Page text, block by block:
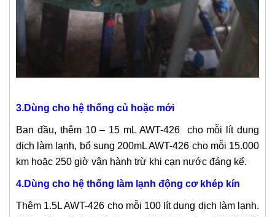
3.Dùng cho hệ thống củ hoặc mới
Ban đầu, thêm 10 – 15 mL AWT-426 cho mỗi lít dung
dịch làm lạnh, bổ sung 200mL AWT-426 cho mỗi 15.000
km hoặc 250 giờ vận hành trừ khi cạn nước đáng kể.
4.Dùng cho hệ thống làm lạnh động cơ khép kín
Thêm 1.5L AWT-426 cho mỗi 100 lít dung dịch làm lạnh.